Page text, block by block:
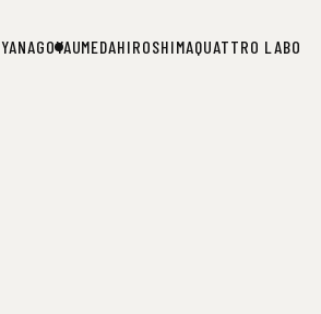
NAGOYAUMEDAHIROSHIMAQUATTRO LABO